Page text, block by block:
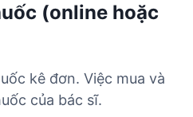
(online hoặc
kê đơn. Việc mua và
của bác sĩ.